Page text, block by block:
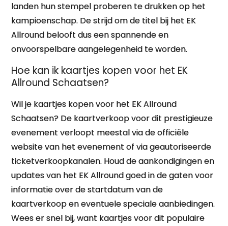
landen hun stempel proberen te drukken op het
kampioenschap. De strijd om de titel bij het EK
Allround belooft dus een spannende en
onvoorspelbare aangelegenheid te worden.
Hoe kan ik kaartjes kopen voor het EK
Allround Schaatsen?
Wil je kaartjes kopen voor het EK Allround
Schaatsen? De kaartverkoop voor dit prestigieuze
evenement verloopt meestal via de officiële
website van het evenement of via geautoriseerde
ticketverkoopkanalen. Houd de aankondigingen en
updates van het EK Allround goed in de gaten voor
informatie over de startdatum van de
kaartverkoop en eventuele speciale aanbiedingen.
Wees er snel bij, want kaartjes voor dit populaire